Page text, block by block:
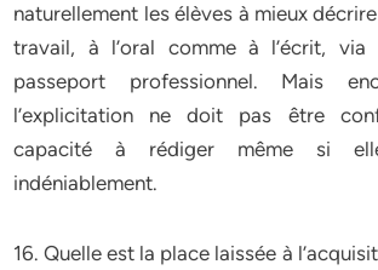
naturellement les élèves à mieux
travail, à l’oral comme à l’écrit, via
passeport professionnel. Mais
l’explicitation ne doit pas être
capacité à rédiger même si
indéniablement.
16. Quelle est la place laissée à